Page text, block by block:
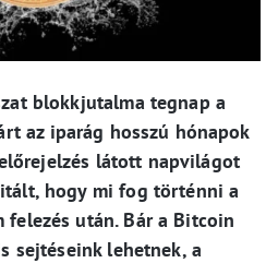
blokk​​jutalma tegnap a
az iparág hosszú hónapok
látott napvilágot
hogy mi fog történni a
után. Bár a Bitcoin
sejtéseink lehetnek, a